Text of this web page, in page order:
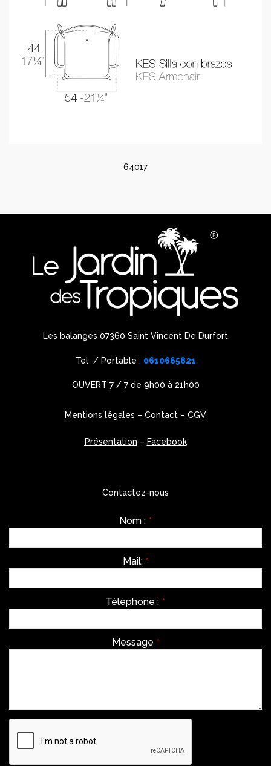
64017
Les balanges 07360 Saint Vincent De Durfort
Tel / Portable : 0610665821
OUVERT 7 / 7 de 9h00 à 21h00
Mentions légales – Contact – CGV
Présentation – Facebook
Contactez-nous
Nom : *
Mail: *
Téléphone : *
Message *